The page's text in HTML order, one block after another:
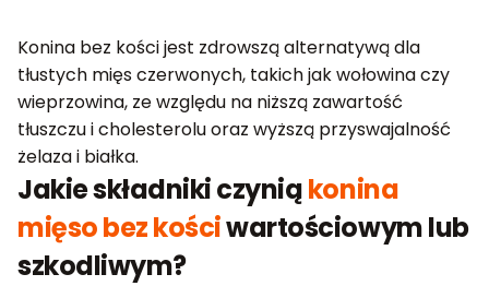
Konina bez kości jest zdrowszą alternatywą dla
tłustych mięs czerwonych, takich jak wołowina czy
wieprzowina, ze względu na niższą zawartość
tłuszczu i cholesterolu oraz wyższą przyswajalność
żelaza i białka.
Jakie składniki czyniąkonina
mięso bez kościwartościowym lub
szkodliwym?